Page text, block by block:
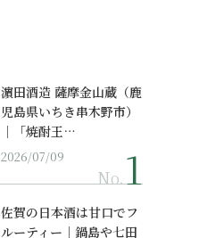
濵田酒造 薩摩金山蔵（鹿
児島県いちき串木野市）
｜「焼酎王…
2026/07/09
No.
佐賀の日本酒は甘口でフ
ルーティー｜鍋島や七田